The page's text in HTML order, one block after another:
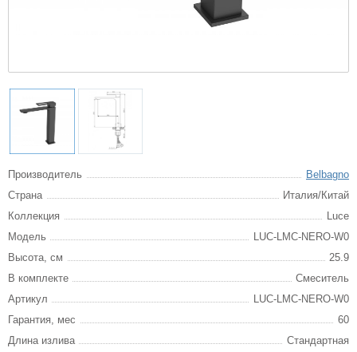
Производитель
Belbagno
Страна
Италия/Китай
Коллекция
Luce
Модель
LUC-LMC-NERO-W0
Высота, см
25.9
В комплекте
Смеситель
Артикул
LUC-LMC-NERO-W0
Гарантия, мес
60
Длина излива
Стандартная